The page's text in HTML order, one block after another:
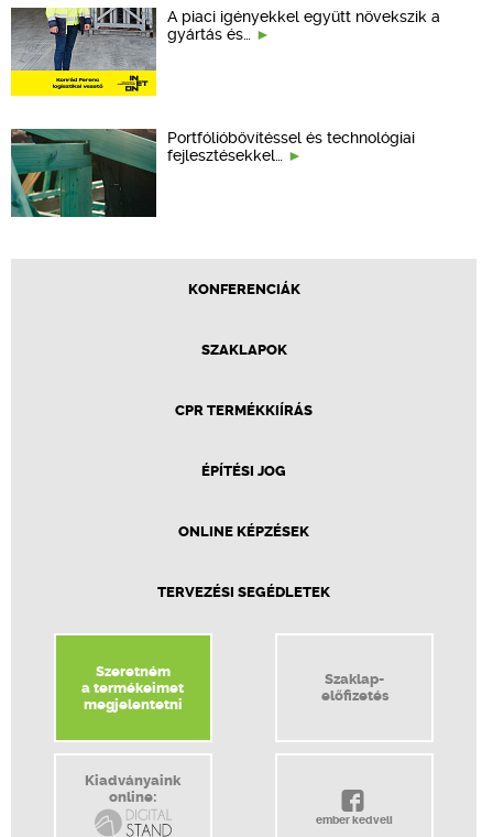
A piaci igényekkel együtt növekszik a
gyártás és…
Portfólióbővítéssel és technológiai
fejlesztésekkel…
KONFERENCIÁK
SZAKLAPOK
CPR TERMÉKKIÍRÁS
ÉPÍTÉSI JOG
ONLINE KÉPZÉSEK
TERVEZÉSI SEGÉDLETEK
Szeretném
a termékeimet
megjelentetni
Szaklap-
előfizetés
Kiadványaink
online:
ember kedveli